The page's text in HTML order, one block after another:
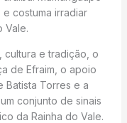
costuma irradiar
Vale.
cultura e tradição, o
de Efraim, o apoio
Batista Torres e a
conjunto de sinais
da Rainha do Vale.